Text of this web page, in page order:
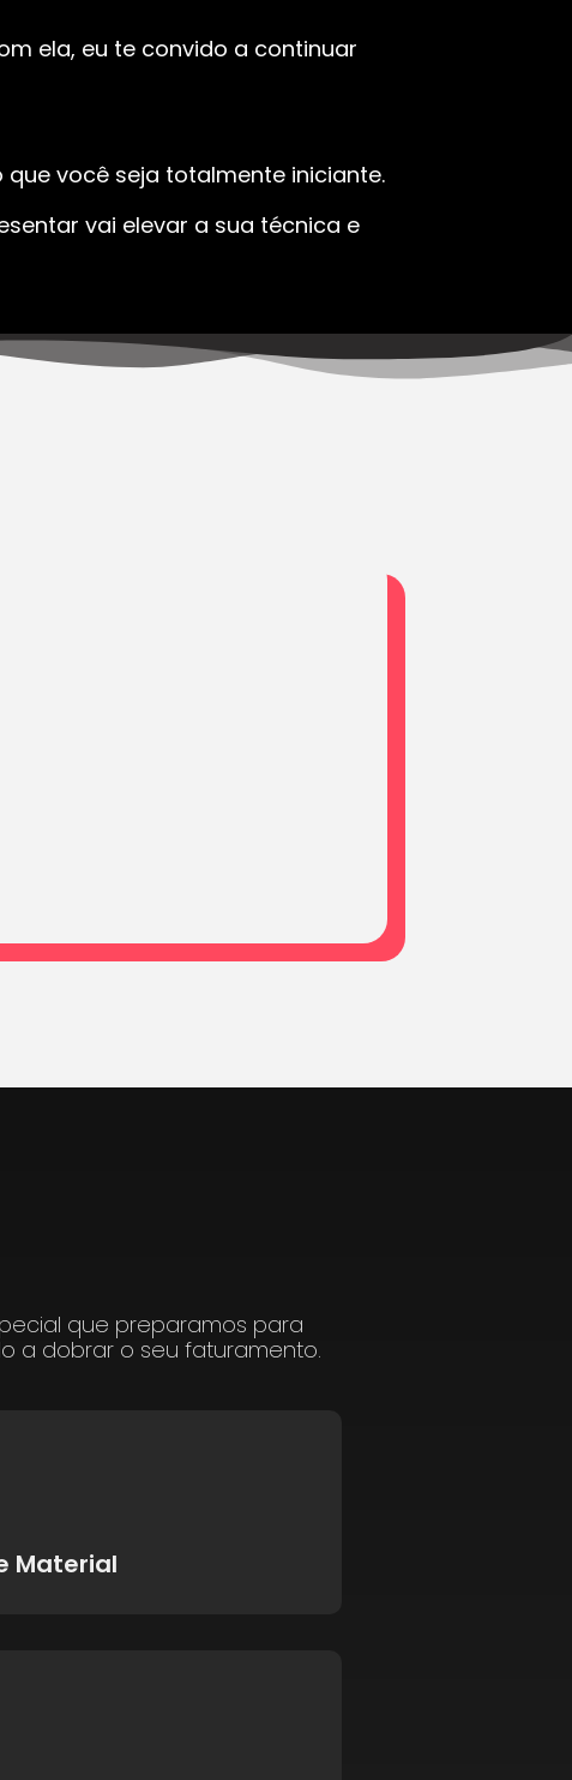
ela, eu te convido a continuar
você seja totalmente iniciante.
vai elevar a sua técnica e
que preparamos para
a dobrar o seu faturamento.
Material